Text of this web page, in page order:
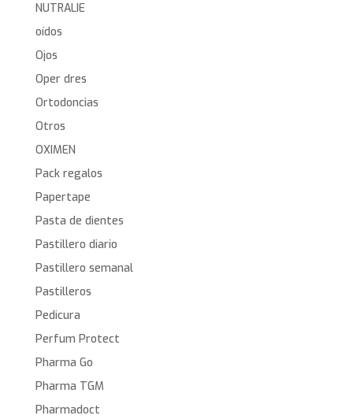
NUTRALIE
oídos
Ojos
Oper dres
Ortodoncias
Otros
OXIMEN
Pack regalos
Papertape
Pasta de dientes
Pastillero diario
Pastillero semanal
Pastilleros
Pedicura
Perfum Protect
Pharma Go
Pharma TGM
Pharmadoct